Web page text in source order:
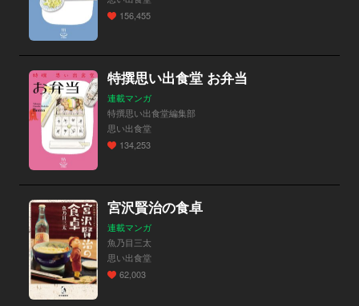
156,455
特撰思い出食堂 お弁当
連載マンガ
特撰思い出食堂編集部
思い出食堂
134,253
宮沢賢治の食卓
連載マンガ
魚乃目三太
思い出食堂
62,003